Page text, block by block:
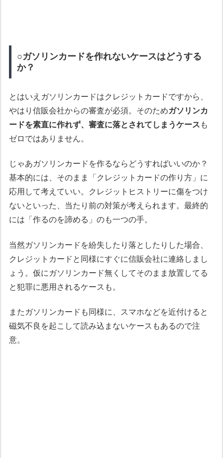
○ガソリンカードを作れないケースはどうする
か？
とはいえガソリンカードはクレジットカードですから、
やはり信販会社からの審査が必須。そのためガソリンカ
ードを素直に作れず、審査に落とされてしまうケース も
ゼロではありません。
じゃあガソリンカードを作るならどうすればいいのか？
基本的には、そのまま「クレジットカードの作り方」に
応用して考えていい。クレジットヒストリーに傷をつけ
ないといった、当たり前の対策が考えられます。最終的
には「作るのを諦める」のも一つの手。
当然ガソリンカードを紛失したり落としたりした場合、
クレジットカードと同様にすぐに信販会社に連絡しまし
ょう。仮にガソリンカード無くしてそのまま放置してる
と犯罪に悪用されるケースも。
またガソリンカードも同様に、スマホなどを近付けると
磁気不良を起こして読み込まないケースもあるので注
意。